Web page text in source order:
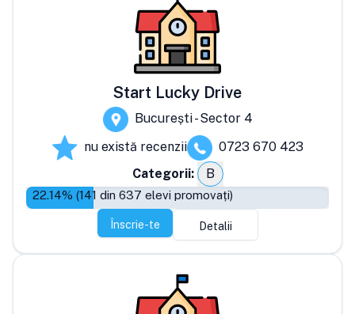
Start Lucky Drive
București - Sector 4
nu există recenzii
0723 670 423
Categorii:
B
22.14% (141 din 637 elevi promovați)
Înscrie-te Detalii